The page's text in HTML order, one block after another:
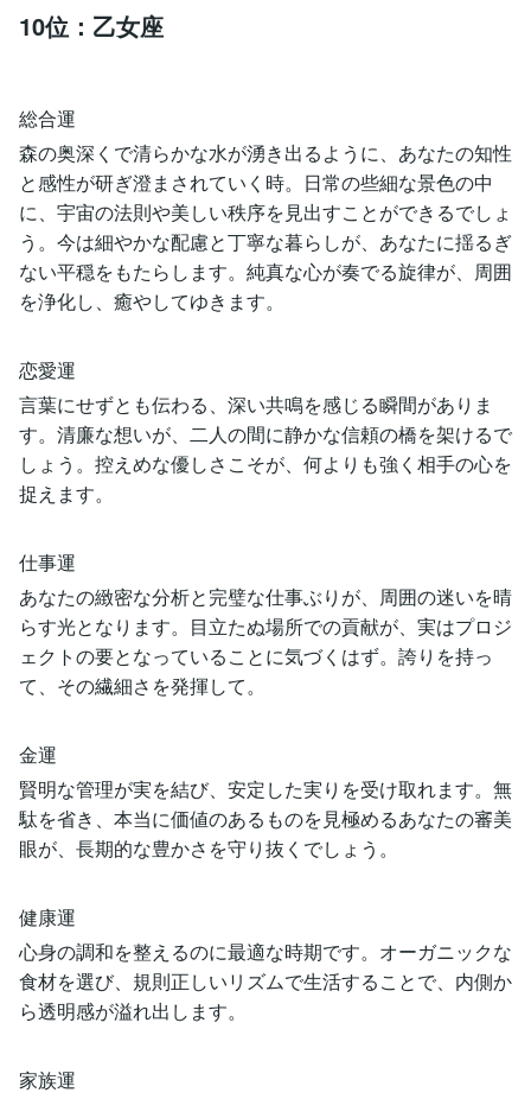
10位：乙女座
総合運
森の奥深くで清らかな水が湧き出るように、あなたの知性
と感性が研ぎ澄まされていく時。日常の些細な景色の中
に、宇宙の法則や美しい秩序を見出すことができるでしょ
う。今は細やかな配慮と丁寧な暮らしが、あなたに揺るぎ
ない平穏をもたらします。純真な心が奏でる旋律が、周囲
を浄化し、癒やしてゆきます。
恋愛運
言葉にせずとも伝わる、深い共鳴を感じる瞬間がありま
す。清廉な想いが、二人の間に静かな信頼の橋を架けるで
しょう。控えめな優しさこそが、何よりも強く相手の心を
捉えます。
仕事運
あなたの緻密な分析と完璧な仕事ぶりが、周囲の迷いを晴
らす光となります。目立たぬ場所での貢献が、実はプロジ
ェクトの要となっていることに気づくはず。誇りを持っ
て、その繊細さを発揮して。
金運
賢明な管理が実を結び、安定した実りを受け取れます。無
駄を省き、本当に価値のあるものを見極めるあなたの審美
眼が、長期的な豊かさを守り抜くでしょう。
健康運
心身の調和を整えるのに最適な時期です。オーガニックな
食材を選び、規則正しいリズムで生活することで、内側か
ら透明感が溢れ出します。
家族運